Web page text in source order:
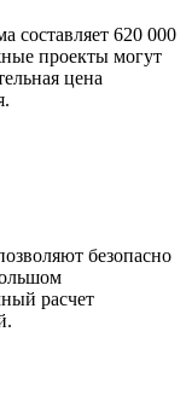
составляет 620 000
проекты могут
цена
безопасно
расчет